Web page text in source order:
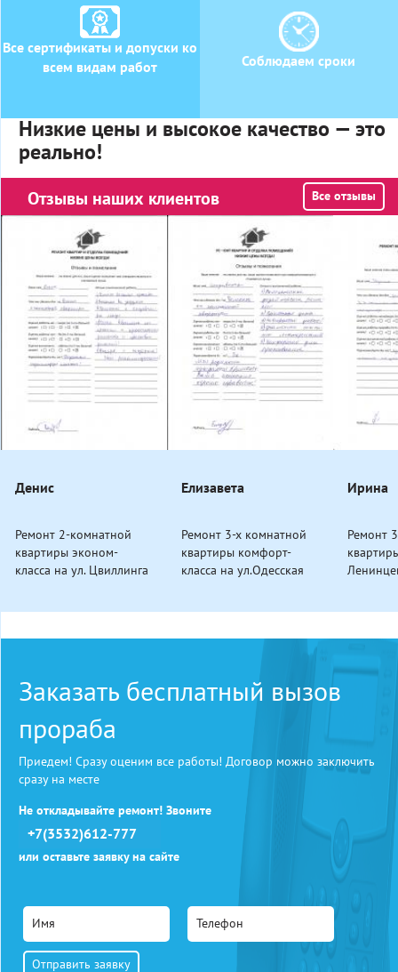
Все сертификаты и допуски ко
всем видам работ
Соблюдаем сроки
Низкие цены и высокое качество — это
реально!
Отзывы наших клиентов Все отзывы
Денис
Ремонт 2-комнатной
квартиры эконом-
класса на ул. Цвиллинга
Елизавета
Ремонт 3-х комнатной
квартиры комфорт-
класса на ул.Одесская
Ирина
Ремонт
Заказать бесплатный вызов
прораба
Приедем! Сразу оценим все работы! Договор можно заключить
сразу на месте
Не откладывайте ремонт! Звоните
+7(3532)612-777
или оставьте заявку на сайте